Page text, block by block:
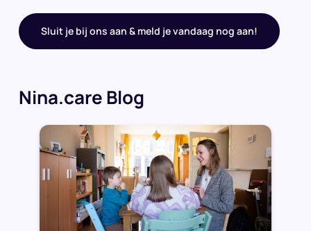
Sluit je bij ons aan & meld je vandaag nog aan!
Nina.care Blog